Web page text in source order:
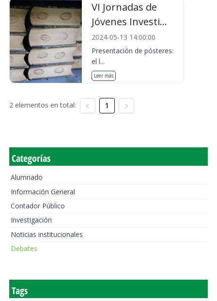
VI Jornadas de
Jóvenes Investi...
2024-05-13 14:00:00
Presentación de pósteres:
el l...
Leer más
2 elementos en total: 1
Categorías
Alumnado
Información General
Contador Público
Investigación
Noticias institucionales
Debates
Tags